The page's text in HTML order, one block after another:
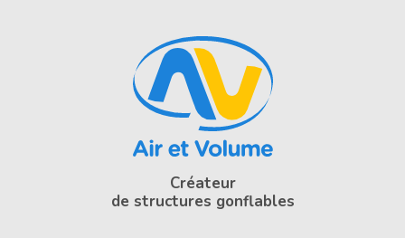
Créateur
de structures gonflables